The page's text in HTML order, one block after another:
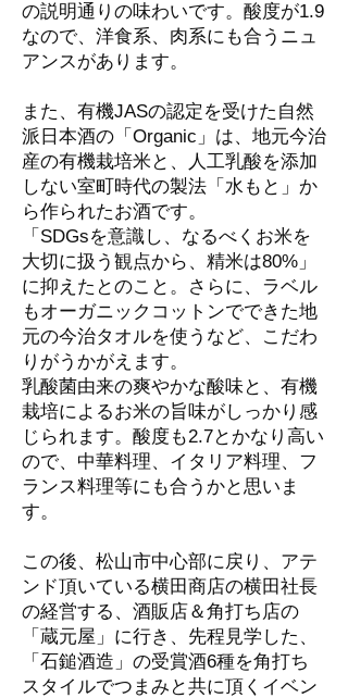
の説明通りの味わいです。酸度が1.9
なので、洋食系、肉系にも合うニュ
アンスがあります。
また、有機JASの認定を受けた自然
派日本酒の「Organic」は、地元今治
産の有機栽培米と、人工乳酸を添加
しない室町時代の製法「水もと」か
ら作られたお酒です。
「SDGsを意識し、なるべくお米を
大切に扱う観点から、精米は80%」
に抑えたとのこと。さらに、ラベル
もオーガニックコットンでできた地
元の今治タオルを使うなど、こだわ
りがうかがえます。
乳酸菌由来の爽やかな酸味と、有機
栽培によるお米の旨味がしっかり感
じられます。酸度も2.7とかなり高い
ので、中華料理、イタリア料理、フ
ランス料理等にも合うかと思いま
す。
この後、松山市中心部に戻り、アテ
ンド頂いている横田商店の横田社長
の経営する、酒販店＆角打ち店の
「蔵元屋」に行き、先程見学した、
「石鎚酒造」の受賞酒6種を角打ち
スタイルでつまみと共に頂くイベン